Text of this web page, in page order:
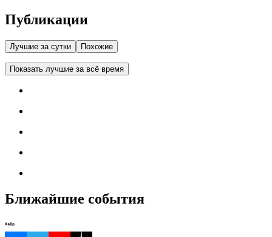
Публикации
Лучшие за сутки Похожие
Показать лучшие за всё время
Ближайшие события